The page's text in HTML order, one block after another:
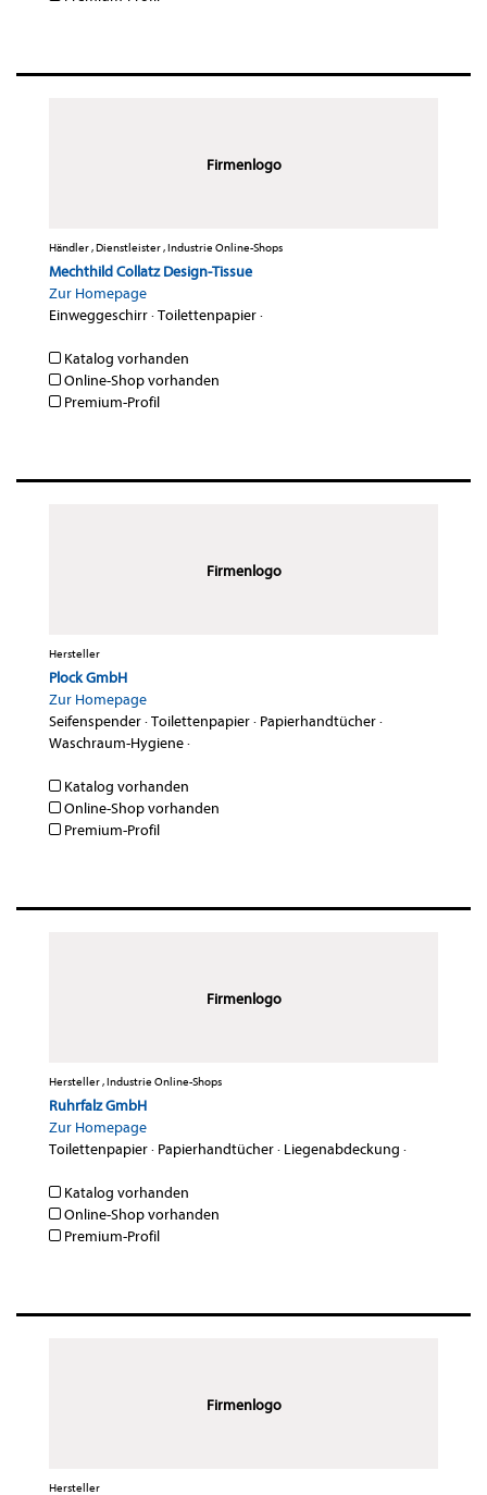
Firmenlogo
Händler , Dienstleister , Industrie Online-Shops
Mechthild Collatz Design-Tissue
Zur Homepage
Einweggeschirr·Toilettenpapier·
Katalog vorhanden
Online-Shop vorhanden
Premium-Profil
Firmenlogo
Hersteller
Plock GmbH
Zur Homepage
Seifenspender·Toilettenpapier· Papierhandtücher·
Waschraum-Hygiene·
Katalog vorhanden
Online-Shop vorhanden
Premium-Profil
Firmenlogo
Hersteller , Industrie Online-Shops
Ruhrfalz GmbH
Zur Homepage
Toilettenpapier· Papierhandtücher· Liegenabdeckung ·
Katalog vorhanden
Online-Shop vorhanden
Premium-Profil
Firmenlogo
Hersteller